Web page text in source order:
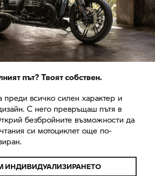
път? Твоят собствен.
преди всичко силен характер и
С него превръщаш пътя в
безбройните възможности да
си мотоциклет още по-
ИНДИВИДУАЛИЗИРАНЕТО